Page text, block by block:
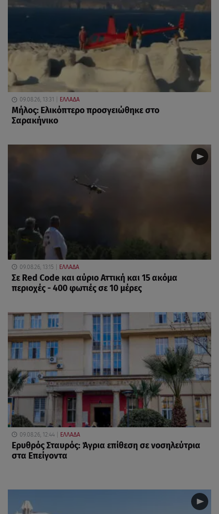
09.08.26, 13:31 ΕΛΛΑΔΑ
Μήλος: Ελικόπτερο προσγειώθηκε στο
Σαρακήνικο
09.08.26, 13:15 ΕΛΛΑΔΑ
Σε Red Code και αύριο Αττική και 15 ακόμα
περιοχές - 400 φωτιές σε 10 μέρες
09.08.26, 12:44 ΕΛΛΑΔΑ
Ερυθρός Σταυρός: Άγρια επίθεση σε νοσηλεύτρια
στα Επείγοντα